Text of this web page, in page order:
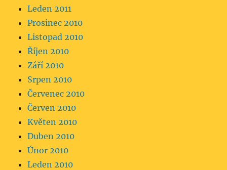
Leden 2011
Prosinec 2010
Listopad 2010
Říjen 2010
Září 2010
Srpen 2010
Červenec 2010
Červen 2010
Květen 2010
Duben 2010
Únor 2010
Leden 2010